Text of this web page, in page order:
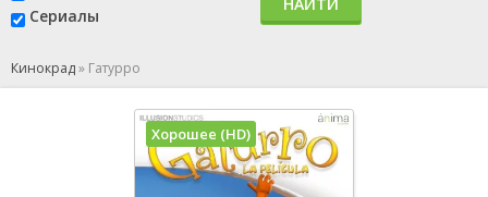
Сериалы
Кинокрад» Гатурро
Хорошее (HD)